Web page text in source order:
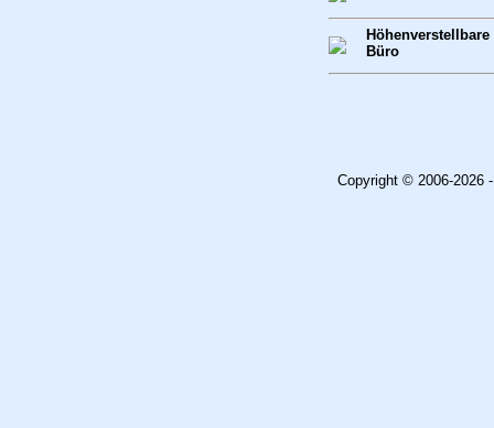
Büro
Copyright © 2006-